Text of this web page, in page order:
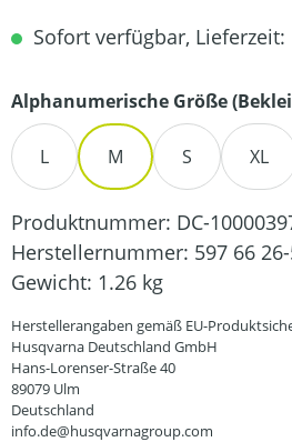
Sofort verfügbar, Lieferzeit:
Alphanumerische Größe
L M S XL
Produktnummer: DC-
Herstellernummer: 597 66
Gewicht: 1.26 kg
Herstellerangaben gemäß EU-
Husqvarna Deutschland GmbH
Hans-Lorenser-Straße 40
89079 Ulm
Deutschland
info.de@husqvarnagroup.com